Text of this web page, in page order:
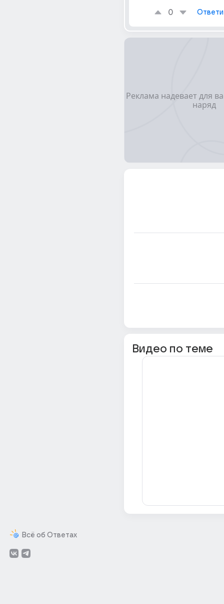
Всё об Ответах
0
Видео по теме